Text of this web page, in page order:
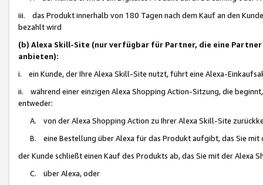
iii. das Produkt innerhalb von 180 Tagen nach dem Kauf an den
bezahlt wird
(b) Alexa Skill-Site (nur verfügbar für Partner, die eine
anbieten):
i. ein Kunde, der Ihre Alexa Skill-Site nutzt, führt eine Alexa-
ii. während einer einzigen Alexa Shopping Action-Sitzung, die
entweder:
A. von der Alexa Shopping Action zu Ihrer Alexa Skill-Site
B. eine Bestellung über Alexa für das Produkt aufgibt, das Sie mit
der Kunde schließt einen Kauf des Produkts ab, das Sie mit der Alexa
C. über Alexa, oder